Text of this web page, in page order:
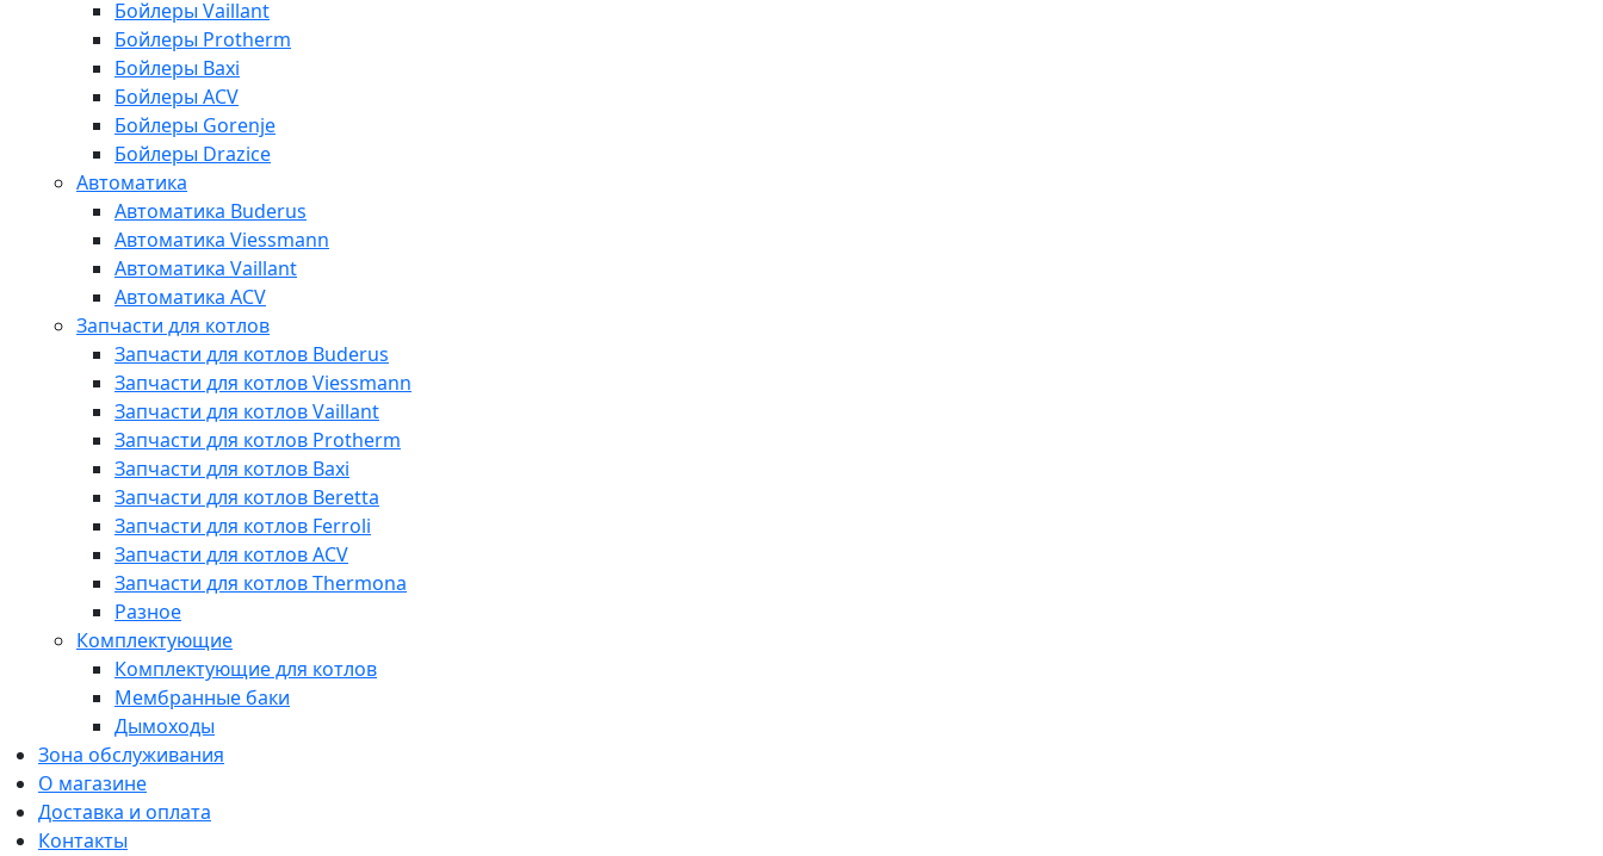
Бойлеры Vaillant
Бойлеры Protherm
Бойлеры Baxi
Бойлеры ACV
Бойлеры Gorenje
Бойлеры Drazice
Автоматика
Автоматика Buderus
Автоматика Viessmann
Автоматика Vaillant
Автоматика ACV
Запчасти для котлов
Запчасти для котлов Buderus
Запчасти для котлов Viessmann
Запчасти для котлов Vaillant
Запчасти для котлов Protherm
Запчасти для котлов Baxi
Запчасти для котлов Beretta
Запчасти для котлов Ferroli
Запчасти для котлов ACV
Запчасти для котлов Thermona
Разное
Комплектующие
Комплектующие для котлов
Мембранные баки
Дымоходы
Зона обслуживания
О магазине
Доставка и оплата
Контакты